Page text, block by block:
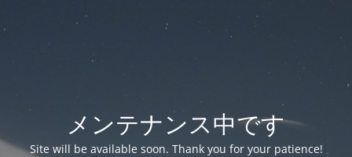
メンテナンス中です
Site will be available soon. Thank you for your patience!